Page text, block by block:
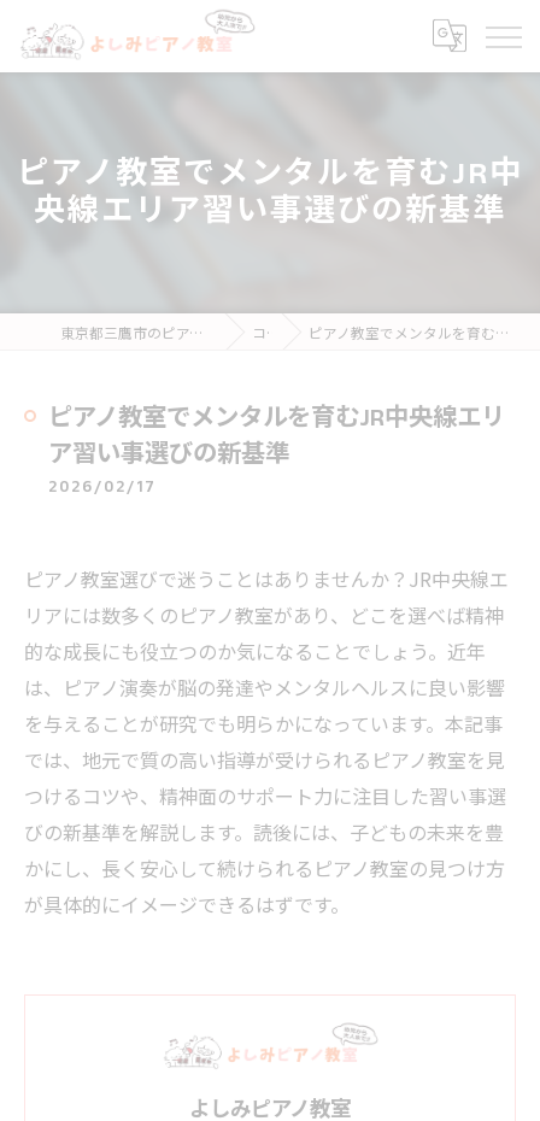
ピアノ教室でメンタルを育むJR中
央線エリア習い事選びの新基準
東京都三鷹市のピアノ教室ならよしみピアノ教室 コラム ピアノ教室でメンタルを育むJR中央線エリア習い事選びの新基準
ピアノ教室でメンタルを育むJR中央線エリ
ア習い事選びの新基準
2026/02/17
ピアノ教室選びで迷うことはありませんか？JR中央線エ
リアには数多くのピアノ教室があり、どこを選べば精神
的な成長にも役立つのか気になることでしょう。近年
は、ピアノ演奏が脳の発達やメンタルヘルスに良い影響
を与えることが研究でも明らかになっています。本記事
では、地元で質の高い指導が受けられるピアノ教室を見
つけるコツや、精神面のサポート力に注目した習い事選
びの新基準を解説します。読後には、子どもの未来を豊
かにし、長く安心して続けられるピアノ教室の見つけ方
が具体的にイメージできるはずです。
よしみピアノ教室